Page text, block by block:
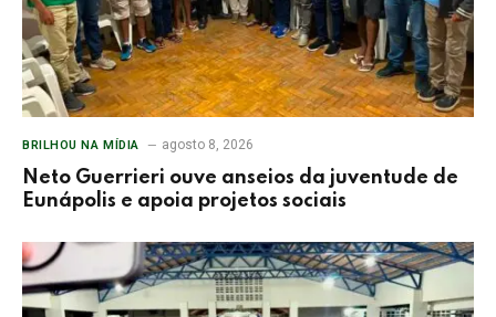
BRILHOU NA MÍDIA agosto 8, 2026
Neto Guerrieri ouve anseios da juventude de
Eunápolis e apoia projetos sociais